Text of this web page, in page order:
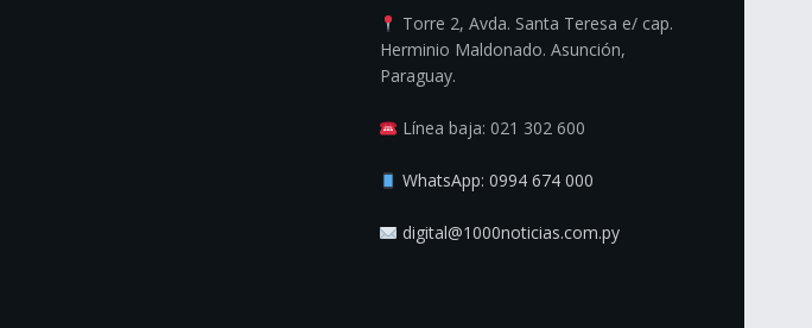
Torre 2, Avda. Santa Teresa e/ cap.
Herminio Maldonado. Asunción,
Paraguay.
Línea baja: 021 302 600
WhatsApp: 0994 674 000
digital@1000noticias.com.py